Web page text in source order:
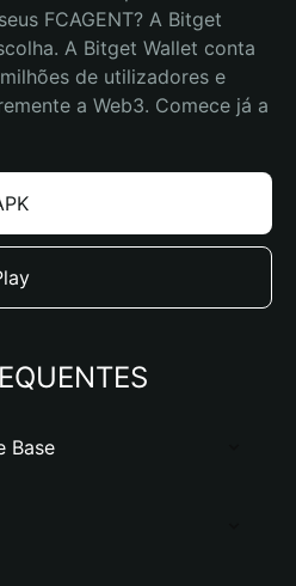
FCAGENT? A Bitget
A Bitget Wallet conta
de utilizadores e
a Web3. Comece já a
Base